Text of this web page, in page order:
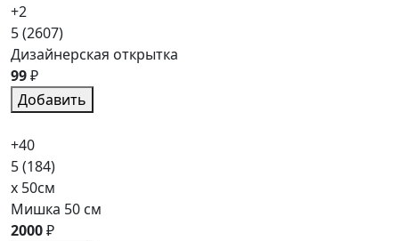
+2
5(2607)
Дизайнерская открытка
99₽
Добавить
+40
5(184)
x 50см
Мишка 50 см
2000₽